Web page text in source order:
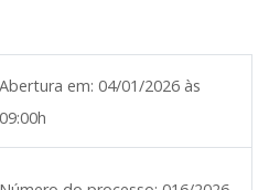
Abertura em: 04/01/2026 às
09:00h